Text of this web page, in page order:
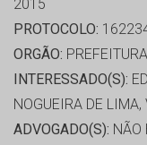
2015
PROTOCOLO:
ORGÃO:
INTERESSADO(S):
NOGUEIRA DE
ADVOGADO(S): NÃO